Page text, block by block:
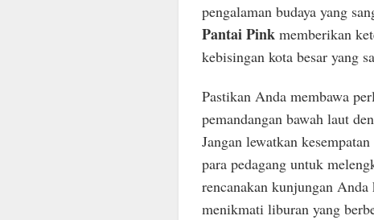
pengalaman budaya yang
Pantai Pinkmemberikan
kebisingan kota besar yang
Pastikan Anda membawa
pemandangan bawah laut
Jangan lewatkan
para pedagang untuk
rencanakan kunjungan Anda
menikmati liburan yang